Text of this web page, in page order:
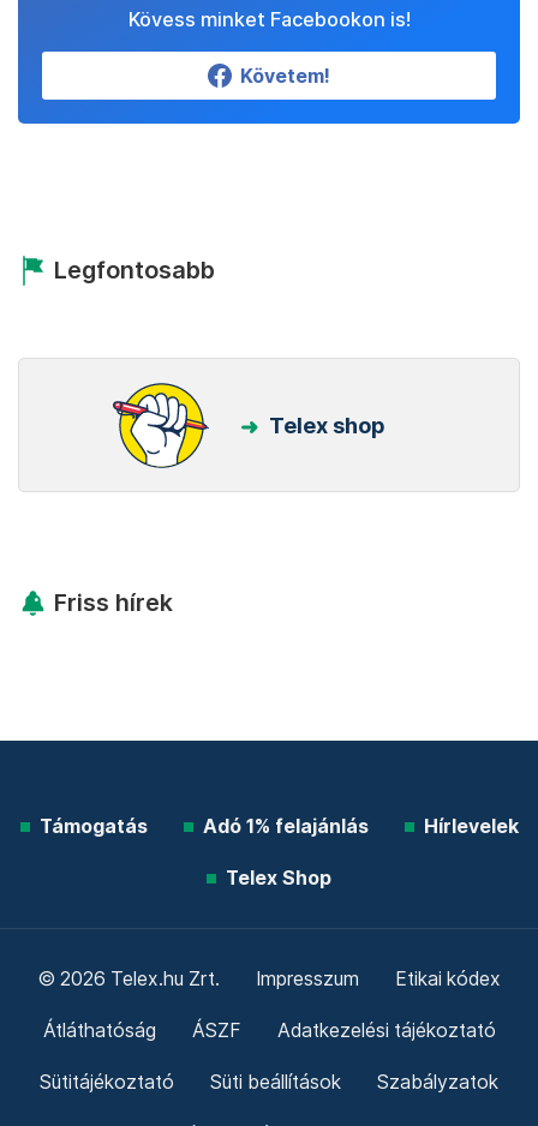
Kövess minket Facebookon is!
Követem!
Legfontosabb
Telex shop
Friss hírek
Támogatás Adó 1% felajánlás Hírlevelek
Telex Shop
© 2026 Telex.hu Zrt. Impresszum Etikai kódex
Átláthatóság ÁSZF Adatkezelési tájékoztató
Sütitájékoztató Süti beállítások Szabályzatok